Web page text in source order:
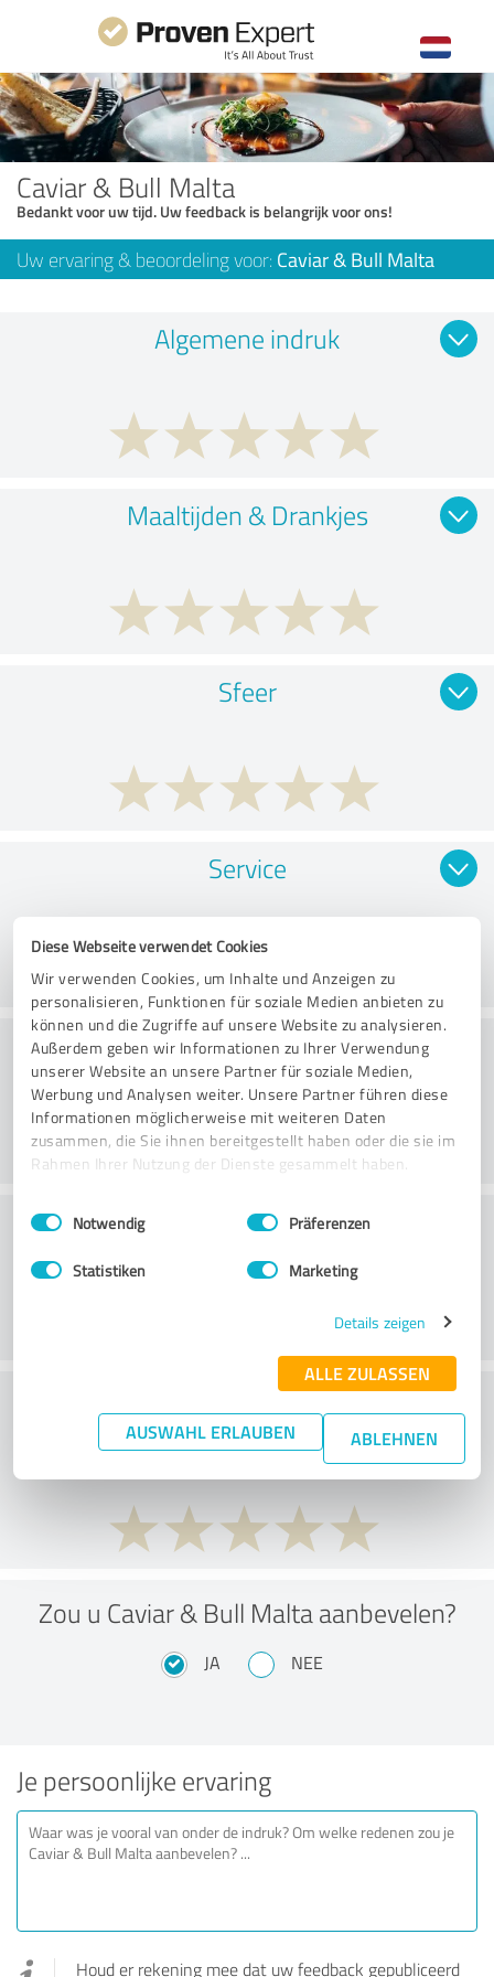
Diese Webseite verwendet Cookies
Wir verwenden Cookies, um Inhalte und Anzeigen zu
personalisieren, Funktionen für soziale Medien anbieten zu
können und die Zugriffe auf unsere Website zu analysieren.
Außerdem geben wir Informationen zu Ihrer Verwendung
unserer Website an unsere Partner für soziale Medien,
Werbung und Analysen weiter. Unsere Partner führen diese
Informationen möglicherweise mit weiteren Daten
zusammen, die Sie ihnen bereitgestellt haben oder die sie im
Rahmen Ihrer Nutzung der Dienste gesammelt haben.
Impressum Datenschutzbestimmungen
Einwilligungsauswahl
Notwendig Präferenzen
Statistiken Marketing
Details zeigen
ALLE ZULASSEN
AUSWAHL ERLAUBEN ABLEHNEN
Caviar & Bull Malta
Bedankt voor uw tijd. Uw feedback is belangrijk voor ons!
Uw ervaring & beoordeling voor: Caviar & Bull Malta
Algemene indruk
Maaltijden & Drankjes
Sfeer
Service
Serviceaanbod
Locatie
Wat vind je van de prijs-
prestatieverhouding?
Zou u Caviar & Bull Malta aanbevelen?
JA NEE
Je persoonlijke ervaring
Houd er rekening mee dat uw feedback gepubliceerd